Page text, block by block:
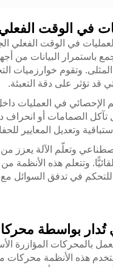
في الوقت
في الوقت الفعلي
باستمرار البيانات من
وتقوم خوارزميات
قد تؤثر على دقة التعبئة.
في العمليات
تآكل الصمامات أو
وتعديل المعايير
وتعلّم الآلة يعزز
وتتعلم هذه الأنظمة
للتحكم في تدفق السوائل
تُدار بواسطة
بالمحركات المؤازرة
هذه الأنظمة محركات